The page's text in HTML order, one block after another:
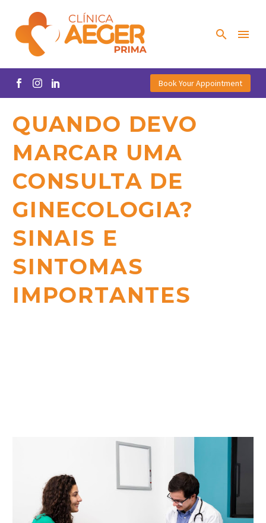
Book Your Appointment
QUANDO DEVO
MARCAR UMA
CONSULTA DE
GINECOLOGIA?
SINAIS E
SINTOMAS
IMPORTANTES